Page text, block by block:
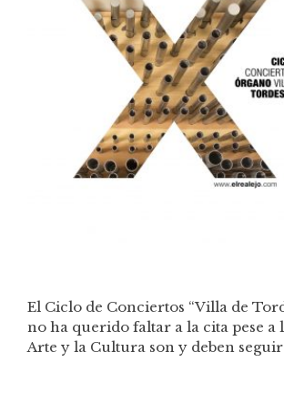
El Ciclo de Conciertos “Villa de
no ha querido faltar a la cita pese a
Arte y la Cultura son y deben